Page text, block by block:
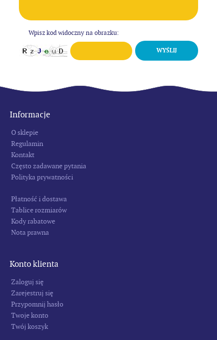
Wpisz kod widoczny na obrazku:
WYŚLIJ
Informacje
O sklepie
Regulamin
Kontakt
Często zadawane pytania
Polityka prywatności
Płatność i dostawa
Tablice rozmiarów
Kody rabatowe
Nota prawna
Konto klienta
Zaloguj się
Zarejestruj się
Przypomnij hasło
Twoje konto
Twój koszyk